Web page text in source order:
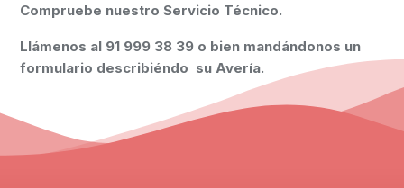
Compruebe nuestro Servicio Técnico.
Llámenos al 91 999 38 39 o bien mandándonos un
formulario describiéndo su Avería.